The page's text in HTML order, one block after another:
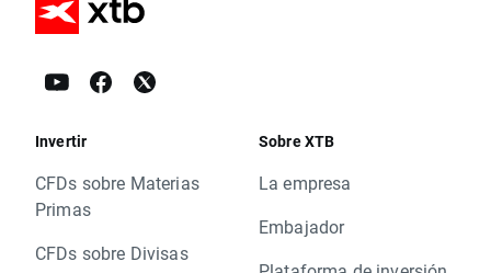
Invertir
CFDs sobre Materias
Primas
CFDs sobre Divisas
Sobre XTB
La empresa
Embajador